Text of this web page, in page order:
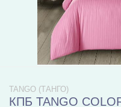
TANGO (ТАНГО)
КПБ TANGO